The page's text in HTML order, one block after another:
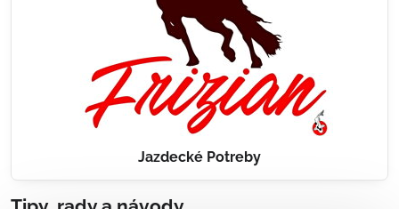
Jazdecké Potreby